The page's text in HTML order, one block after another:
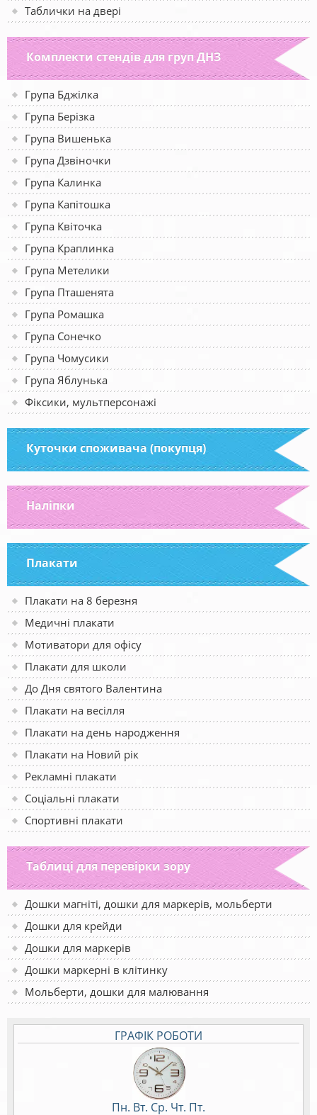
Таблички на двері
Комплекти стендів для груп ДНЗ
Група Бджілка
Група Берізка
Група Вишенька
Група Дзвіночки
Група Калинка
Група Капітошка
Група Квіточка
Група Краплинка
Група Метелики
Група Пташенята
Група Ромашка
Група Сонечко
Група Чомусики
Група Яблунька
Фіксики, мультперсонажі
Куточки споживача (покупця)
Наліпки
Плакати
Плакати на 8 березня
Медичні плакати
Мотиватори для офісу
Плакати для школи
До Дня святого Валентина
Плакати на весілля
Плакати на день народження
Плакати на Новий рік
Рекламні плакати
Соціальні плакати
Спортивні плакати
Таблиці для перевірки зору
Дошки магніті, дошки для маркерів, мольберти
Дошки для крейди
Дошки для маркерів
Дошки маркерні в клітинку
Мольберти, дошки для малювання
ГРАФІК РОБОТИ
Пн. Вт. Ср. Чт. Пт.